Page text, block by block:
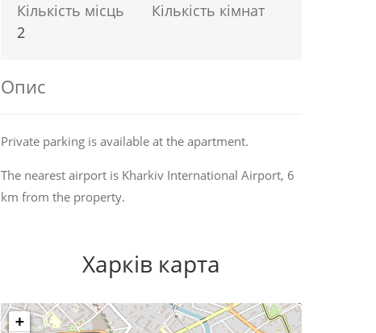
Кількість місць
2
Кількість кімнат
Опис
Private parking is available at the apartment.
The nearest airport is Kharkiv International Airport, 6
km from the property.
Харків карта
+